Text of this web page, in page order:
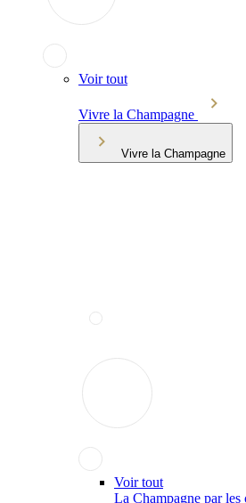
Voir tout
Vivre la Champagne
Vivre la Champagne
Voir tout
La Champagne par les